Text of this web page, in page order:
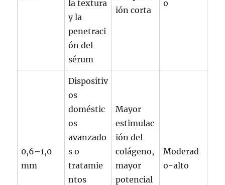
la textura
y la
penetraci
ón del
sérum
ión corta
o
0,6–1,0
mm
Dispositiv
os
doméstic
os
avanzado
s o
tratamie
ntos
Mayor
estimulac
ión del
colágeno,
mayor
potencial
Moderad
o-alto